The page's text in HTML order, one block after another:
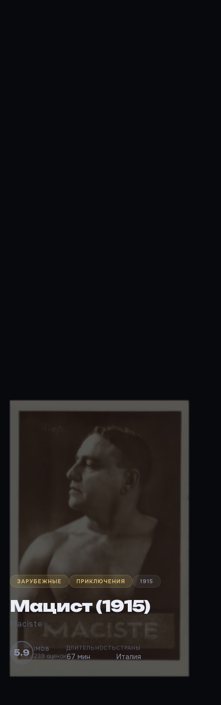
ЗАРУБЕЖНЫЕ ПРИКЛЮЧЕНИЯ 1915
Мацист (1915)
Maciste
5.9 IMDB
239 оценок
ДЛИТЕЛЬНОСТЬ
67 мин
СТРАНЫ
Италия